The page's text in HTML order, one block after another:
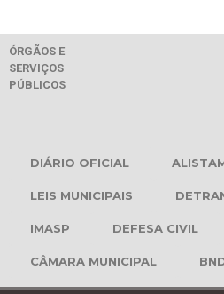
ÓRGÃOS E
SERVIÇOS
PÚBLICOS
DIÁRIO OFICIAL
LEIS MUNICIPAIS
IMASP DEFESA CIVIL
CÂMARA MUNICIPAL